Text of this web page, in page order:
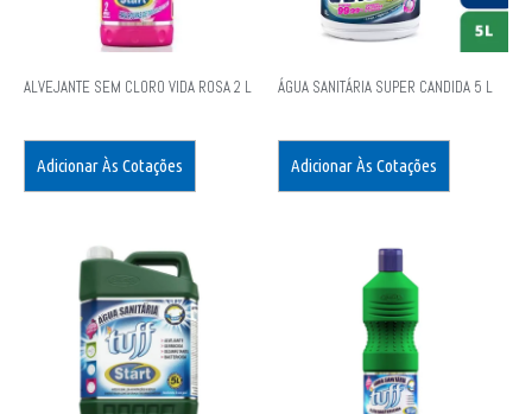
ALVEJANTE SEM CLORO VIDA ROSA 2 L
Adicionar Às Cotações
ÁGUA SANITÁRIA SUPER CANDIDA 5 L
Adicionar Às Cotações